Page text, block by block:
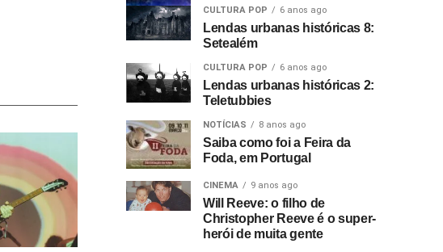
CULTURA POP 6 anos ago
Lendas urbanas históricas 8:
Setealém
CULTURA POP 6 anos ago
Lendas urbanas históricas 2:
Teletubbies
NOTÍCIAS 8 anos ago
Saiba como foi a Feira da
Foda, em Portugal
CINEMA 9 anos ago
Will Reeve: o filho de
Christopher Reeve é o super-
herói de muita gente